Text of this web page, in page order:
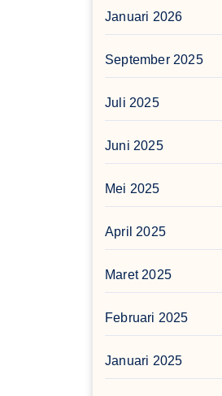
Januari 2026
September 2025
Juli 2025
Juni 2025
Mei 2025
April 2025
Maret 2025
Februari 2025
Januari 2025